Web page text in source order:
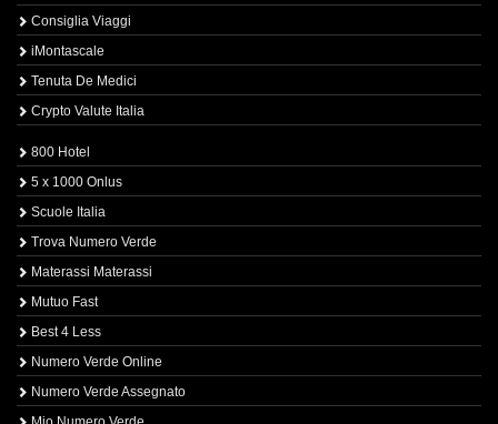
Consiglia Viaggi
iMontascale
Tenuta De Medici
Crypto Valute Italia
800 Hotel
5 x 1000 Onlus
Scuole Italia
Trova Numero Verde
Materassi Materassi
Mutuo Fast
Best 4 Less
Numero Verde Online
Numero Verde Assegnato